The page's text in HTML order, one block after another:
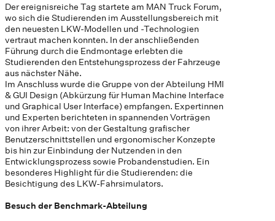
Der ereignisreiche Tag startete am MAN Truck Forum,
wo sich die Studierenden im Ausstellungsbereich mit
den neuesten LKW-Modellen und -Technologien
vertraut machen konnten. In der anschließenden
Führung durch die Endmontage erlebten die
Studierenden den Entstehungsprozess der Fahrzeuge
aus nächster Nähe.
Im Anschluss wurde die Gruppe von der Abteilung HMI
& GUI Design (Abkürzung für Human Machine Interface
und Graphical User Interface) empfangen. Expertinnen
und Experten berichteten in spannenden Vorträgen
von ihrer Arbeit: von der Gestaltung grafischer
Benutzerschnittstellen und ergonomischer Konzepte
bis hin zur Einbindung der Nutzenden in den
Entwicklungsprozess sowie Probandenstudien. Ein
besonderes Highlight für die Studierenden: die
Besichtigung des LKW-Fahrsimulators.
Besuch der Benchmark-Abteilung